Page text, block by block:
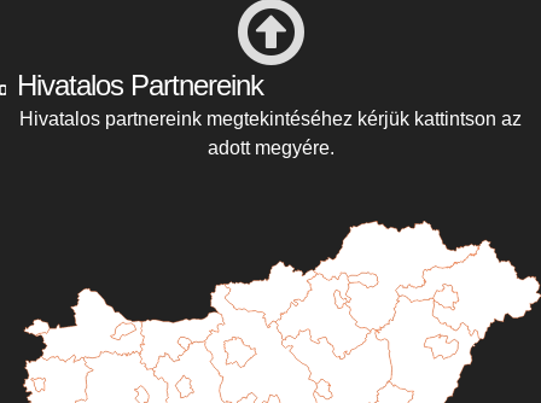
Hivatalos Partnereink
Hivatalos partnereink megtekintéséhez kérjük kattintson az
adott megyére.